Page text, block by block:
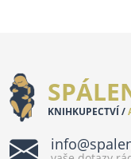
KNIHKUPECTVÍ /